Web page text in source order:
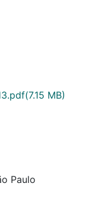
(7.15 MB)
Paulo